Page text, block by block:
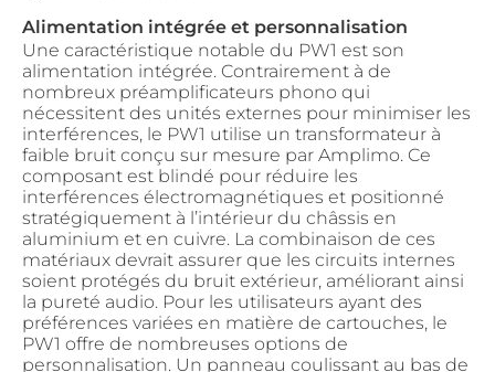
Alimentation intégrée et personnalisation
Une caractéristique notable du PW1 est son
alimentation intégrée. Contrairement à de
nombreux préamplificateurs phono qui
nécessitent des unités externes pour minimiser les
interférences, le PW1 utilise un transformateur à
faible bruit conçu sur mesure par Amplimo. Ce
composant est blindé pour réduire les
interférences électromagnétiques et positionné
stratégiquement à l’intérieur du châssis en
aluminium et en cuivre. La combinaison de ces
matériaux devrait assurer que les circuits internes
soient protégés du bruit extérieur, améliorant ainsi
la pureté audio. Pour les utilisateurs ayant des
préférences variées en matière de cartouches, le
PW1 offre de nombreuses options de
personnalisation. Un panneau coulissant au bas de